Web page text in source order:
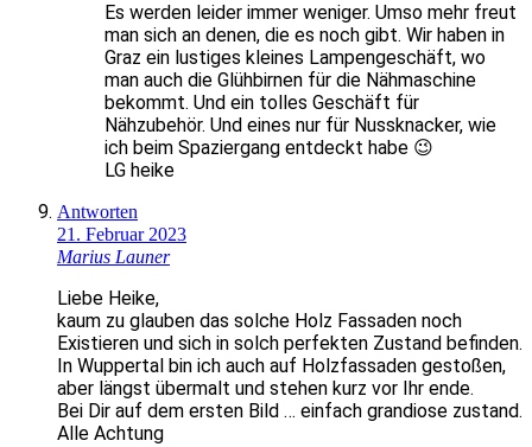
Es werden leider immer weniger. Umso mehr freut
man sich an denen, die es noch gibt. Wir haben in
Graz ein lustiges kleines Lampengeschäft, wo
man auch die Glühbirnen für die Nähmaschine
bekommt. Und ein tolles Geschäft für
Nähzubehör. Und eines nur für Nussknacker, wie
ich beim Spaziergang entdeckt habe 😉
LG heike
Antworten
21. Februar 2023
Marius Launer
Liebe Heike,
kaum zu glauben das solche Holz Fassaden noch
Existieren und sich in solch perfekten Zustand befinden.
In Wuppertal bin ich auch auf Holzfassaden gestoßen,
aber längst übermalt und stehen kurz vor Ihr ende.
Bei Dir auf dem ersten Bild … einfach grandiose zustand.
Alle Achtung